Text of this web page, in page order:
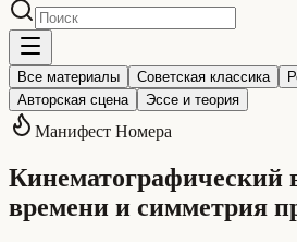
Все материалы Советская классика
Авторская сцена
Эссе и теория
Манифест Номера
Кинематографический
времени и симметрия